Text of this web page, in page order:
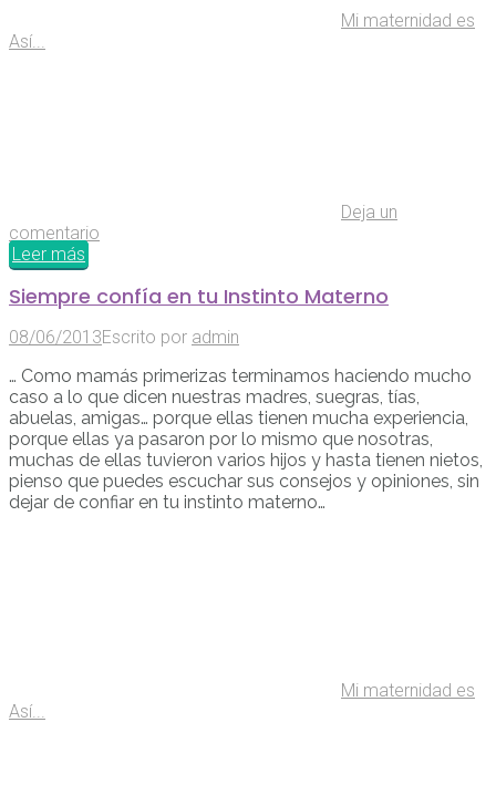
Mi maternidad es
Así...
Deja un
comentario
Leer más
Siempre confía en tu Instinto Materno
08/06/2013Escrito por admin
… Como mamás primerizas terminamos haciendo mucho
caso a lo que dicen nuestras madres, suegras, tías,
abuelas, amigas… porque ellas tienen mucha experiencia,
porque ellas ya pasaron por lo mismo que nosotras,
muchas de ellas tuvieron varios hijos y hasta tienen nietos,
pienso que puedes escuchar sus consejos y opiniones, sin
dejar de confiar en tu instinto materno…
Mi maternidad es
Así...